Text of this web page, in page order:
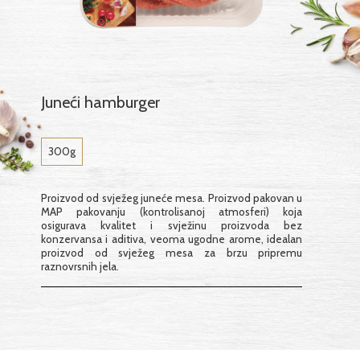
Juneći hamburger
300g
Proizvod od svježeg juneće mesa. Proizvod pakovan u
MAP pakovanju (kontrolisanoj atmosferi) koja
osigurava kvalitet i svježinu proizvoda bez
konzervansa i aditiva, veoma ugodne arome, idealan
proizvod od svježeg mesa za brzu pripremu
raznovrsnih jela.